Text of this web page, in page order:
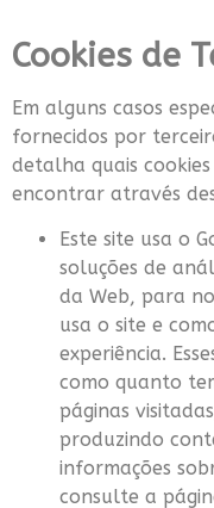
Cookies de
Em alguns casos
fornecidos por
detalha quais
encontrar através
Este site usa o
soluções de
da Web, para
usa o site e
experiência.
como quanto
páginas
produzindo
informações
consulte a